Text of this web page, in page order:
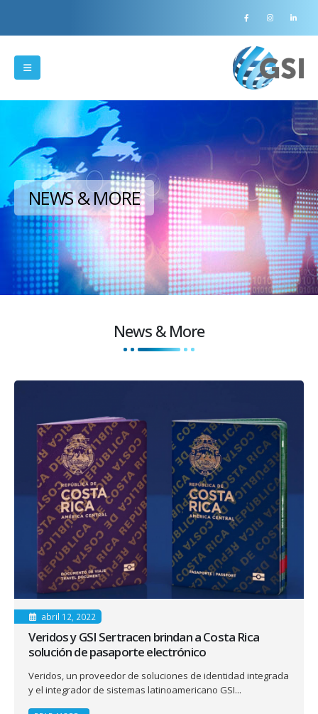
NEWS & MORE
News & More
abril 12, 2022
Veridos y GSI Sertracen brindan a Costa Rica
solución de pasaporte electrónico
Veridos, un proveedor de soluciones de identidad integrada
y el integrador de sistemas latinoamericano GSI...